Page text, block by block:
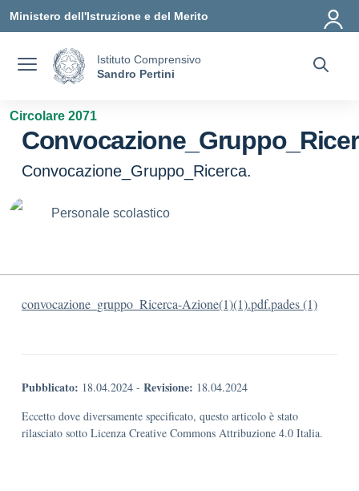
Ministero dell'Istruzione e del Merito
Istituto Comprensivo
Sandro Pertini
Circolare 2071
Convocazione_Gruppo_Ricerca.
Personale scolastico
convocazione_gruppo_Ricerca-Azione(1)(1).pdf.pades (1)
Pubblicato: 18.04.2024 - Revisione: 18.04.2024
Eccetto dove diversamente specificato, questo articolo è stato
rilasciato sotto Licenza Creative Commons Attribuzione 4.0 Italia.